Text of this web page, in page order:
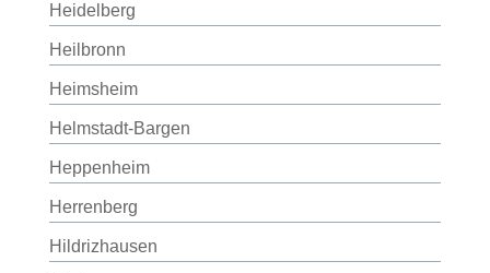
Heidelberg
Heilbronn
Heimsheim
Helmstadt-Bargen
Heppenheim
Herrenberg
Hildrizhausen